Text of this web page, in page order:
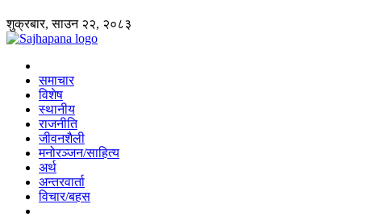
शुक्रबार, साउन २२, २०८३
समाचार
विशेष
स्थानीय
राजनीति
जीवनशैली
मनोरञ्जन/साहित्य
अर्थ
अन्तरवार्ता
विचार/बहस